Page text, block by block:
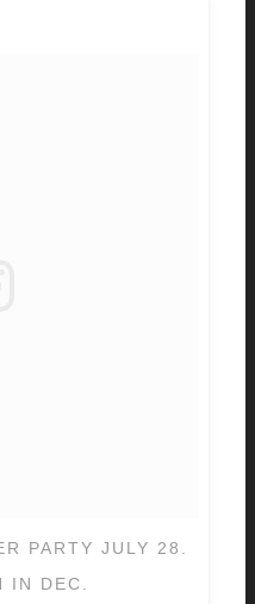
PARTY JULY 28.
IN DEC.